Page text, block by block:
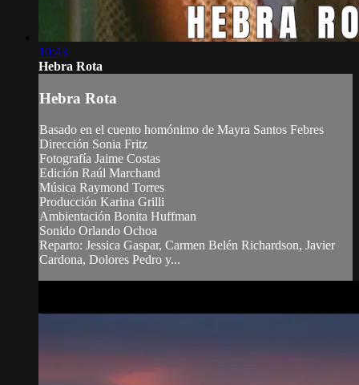
10:43
Hebra Rota
Hebra Rota
Basado en el cuento homónimo de Mayra Santos Febres
Dirección Sonia Fritz
Fotografía Jaime Costas
Edición Raúl Marchand
Música Raymond Torres
Producción Karina Grilli
Ambientación Bonita Huffman
Sonido Orlando Ochoa
Reparto: Jessica Gaspar, Carmen Belén Richardson, Javier
Cardona, Dolores Pedro y...